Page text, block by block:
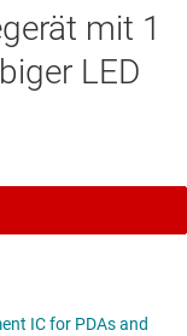
mit 1
LED
IC for PDAs and